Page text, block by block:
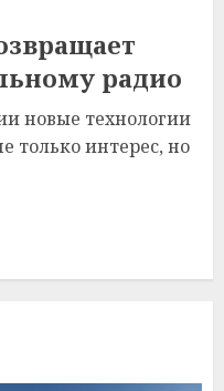
радио
новые технологии
только интерес, но